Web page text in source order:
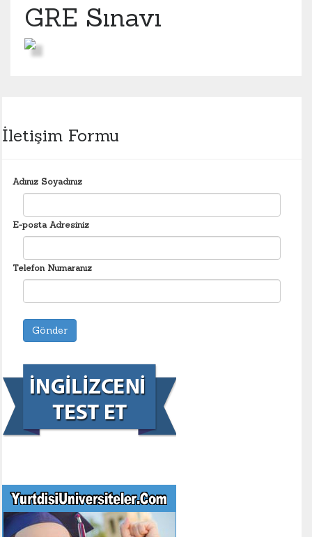
GRE Sınavı
İletişim Formu
Adınız Soyadınız
E-posta Adresiniz
Telefon Numaranız
Gönder